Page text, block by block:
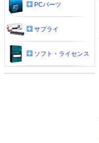
PCパーツ
サプライ
ソフト・ライセンス